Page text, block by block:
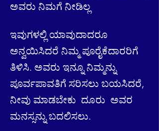
ಅವರು ನಿಮಗೆ ನೀಡಿಲ್ಲ
ಇವುಗಳಲ್ಲಿ ಯಾವುದಾದರೂ
ಅನ್ವಯಿಸಿದರೆ ನಿಮ್ಮ ಪೂರೈಕೆದಾರರಿಗೆ
ತಿಳಿಸಿ. ಅವರು ಇನ್ನೂ ನಿಮ್ಮನ್ನು
ಪೂರ್ವಪಾವತಿಗೆ ಸರಿಸಲು ಬಯಸಿದರೆ,
ನೀವು ಮಾಡಬೇಕು ದೂರು ಅವರ
ಮನಸ್ಸನ್ನು ಬದಲಿಸಲು.